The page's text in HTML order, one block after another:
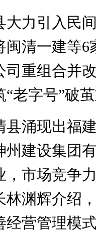
力引入民间
闽清一建等6
司重组合并
老字号”破
涌现出福建
州建设集团
，市场竞争
林渊辉介绍
经营管理模